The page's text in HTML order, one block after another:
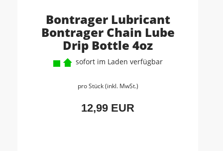
Bontrager Lubricant
Bontrager Chain Lube
Drip Bottle 4oz
sofort im Laden verfügbar
pro Stück (inkl. MwSt.)
12,99 EUR